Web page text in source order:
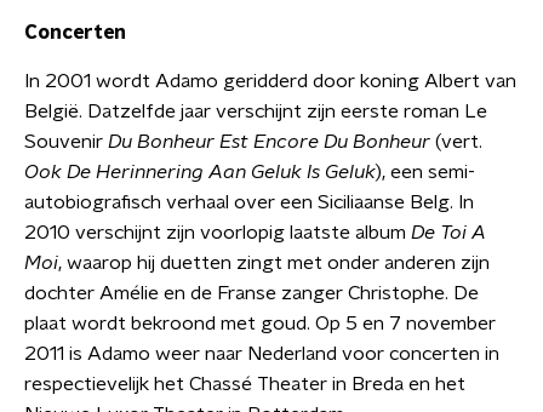
Concerten
In 2001 wordt Adamo geridderd door koning Albert van
België. Datzelfde jaar verschijnt zijn eerste roman Le
Souvenir Du Bonheur Est Encore Du Bonheur (vert.
Ook De Herinnering Aan Geluk Is Geluk), een semi-
autobiografisch verhaal over een Siciliaanse Belg. In
2010 verschijnt zijn voorlopig laatste album De Toi A
Moi, waarop hij duetten zingt met onder anderen zijn
dochter Amélie en de Franse zanger Christophe. De
plaat wordt bekroond met goud. Op 5 en 7 november
2011 is Adamo weer naar Nederland voor concerten in
respectievelijk het Chassé Theater in Breda en het